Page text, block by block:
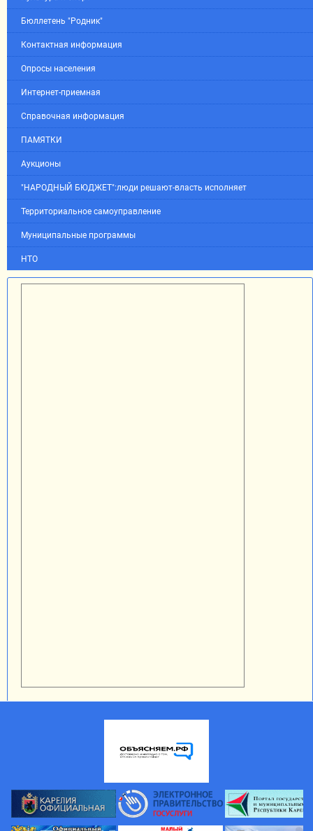
Бюллетень "Родник"
Контактная информация
Опросы населения
Интернет-приемная
Справочная информация
ПАМЯТКИ
Аукционы
"НАРОДНЫЙ БЮДЖЕТ":люди решают-власть исполняет
Территориальное самоуправление
Муниципальные программы
НТО